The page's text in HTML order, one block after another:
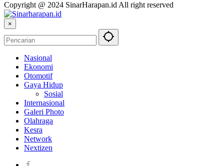
Copyright @ 2024 SinarHarapan.id All right reserved
×
Nasional
Ekonomi
Otomotif
Gaya Hidup
Sosial
Internasional
Galeri Photo
Olahraga
Kesra
Network
Nextizen